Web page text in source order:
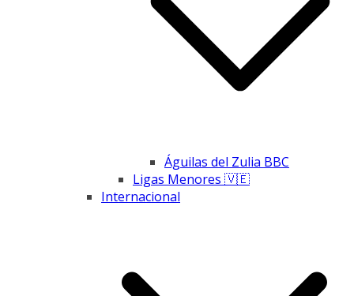
Águilas del Zulia BBC
Ligas Menores 🇻🇪
Internacional